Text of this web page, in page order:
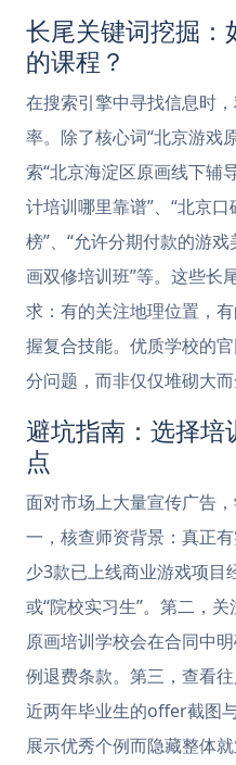
长尾关键词挖掘：
的课程？
在搜索引擎中寻找信息时
率。除了核心词“北京游戏
索“北京海淀区原画线下辅
计培训哪里靠谱”、“北京
榜”、“允许分期付款的游
画双修培训班”等。这些长
求：有的关注地理位置，
握复合技能。优质学校的
分问题，而非仅仅堆砌大而
避坑指南：选择培
点
面对市场上大量宣传广告
一，核查师资背景：真正
少3款已上线商业游戏项目
或“院校实习生”。第二，
原画培训学校会在合同中
例退费条款。第三，查看
近两年毕业生的offer截图
展示优秀个例而隐藏整体